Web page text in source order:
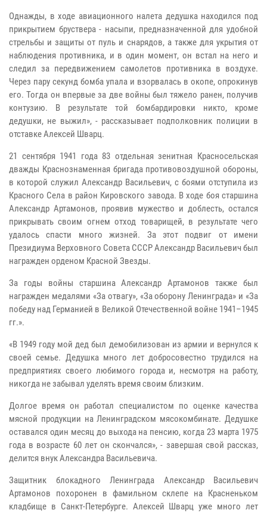
Однажды, в ходе авиационного налета дедушка находился под
прикрытием бруствера - насыпи, предназначенной для удобной
стрельбы и защиты от пуль и снарядов, а также для укрытия от
наблюдения противника, и в один момент, он встал на него и
следил за передвижением самолетов противника в воздухе.
Через пару секунд бомба упала и взорвалась в окопе, опрокинув
его. Тогда он впервые за две войны был тяжело ранен, получив
контузию. В результате той бомбардировки никто, кроме
дедушки, не выжил», - рассказывает подполковник полиции в
отставке Алексей Шварц.
21 сентября 1941 года 83 отдельная зенитная Красносельская
дважды Краснознаменная бригада противовоздушной обороны,
в которой служил Александр Васильевич, с боями отступила из
Красного Села в район Кировского завода. В ходе боя старшина
Александр Артамонов, проявив мужество и доблесть, остался
прикрывать своим огнем отход товарищей, в результате чего
удалось спасти много жизней. За этот подвиг от имени
Президиума Верховного Совета СССР Александр Васильевич был
награжден орденом Красной Звезды.
За годы войны старшина Александр Артамонов также был
награжден медалями «За отвагу», «За оборону Ленинграда» и «За
победу над Германией в Великой Отечественной войне 1941–1945
гг.».
«В 1949 году мой дед был демобилизован из армии и вернулся к
своей семье. Дедушка много лет добросовестно трудился на
предприятиях своего любимого города и, несмотря на работу,
никогда не забывал уделять время своим близким.
Долгое время он работал специалистом по оценке качества
мясной продукции на Ленинградском мясокомбинате. Дедушке
оставался один месяц до выхода на пенсию, когда 23 марта 1975
года в возрасте 60 лет он скончался», - завершая свой рассказ,
делится внук Александра Васильевича.
Защитник блокадного Ленинграда Александр Васильевич
Артамонов похоронен в фамильном склепе на Красненьком
кладбище в Санкт-Петербурге. Алексей Шварц уже много лет